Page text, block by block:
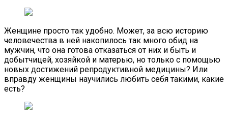
Женщине просто так удобно. Может, за всю историю
человечества в ней накопилось так много обид на
мужчин, что она готова отказаться от них и быть и
добытчицей, хозяйкой и матерью, но только с помощью
новых достижений репродуктивной медицины? Или
вправду женщины научились любить себя такими, какие
есть?